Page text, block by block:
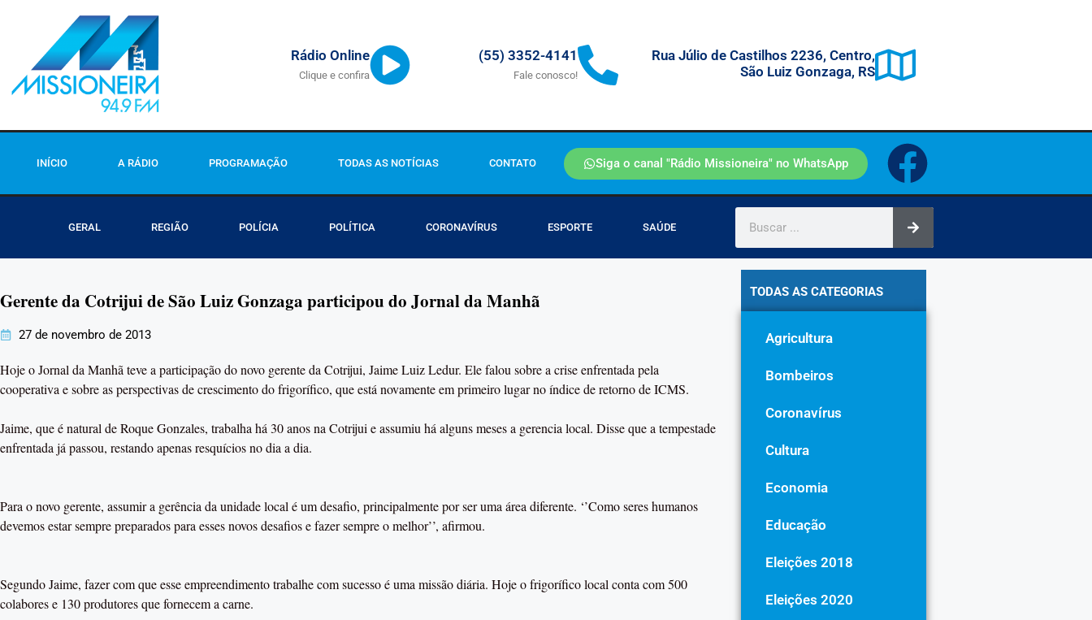
Rádio Online
Clique e confira
(55) 3352-4141
Fale conosco!
Rua Júlio de Castilhos 2236, Centro,
São Luiz Gonzaga, RS
INÍCIO A RÁDIO PROGRAMAÇÃO TODAS AS NOTÍCIAS CONTATO Siga o canal "Rádio Missioneira" no WhatsApp
GERAL REGIÃO POLÍCIA POLÍTICA CORONAVÍRUS ESPORTE SAÚDE
Gerente da Cotrijui de São Luiz Gonzaga participou do Jornal da Manhã
27 de novembro de 2013
Hoje o Jornal da Manhã teve a participação do novo gerente da Cotrijui, Jaime Luiz Ledur. Ele falou sobre a crise enfrentada pela
cooperativa e sobre as perspectivas de crescimento do frigorífico, que está novamente em primeiro lugar no índice de retorno de ICMS.
Jaime, que é natural de Roque Gonzales, trabalha há 30 anos na Cotrijui e assumiu há alguns meses a gerencia local. Disse que a tempestade
enfrentada já passou, restando apenas resquícios no dia a dia.
Para o novo gerente, assumir a gerência da unidade local é um desafio, principalmente por ser uma área diferente. ‘’Como seres humanos
devemos estar sempre preparados para esses novos desafios e fazer sempre o melhor’’, afirmou.
Segundo Jaime, fazer com que esse empreendimento trabalhe com sucesso é uma missão diária. Hoje o frigorífico local conta com 500
colabores e 130 produtores que fornecem a carne.
TODAS AS CATEGORIAS
Agricultura
Bombeiros
Coronavírus
Cultura
Economia
Educação
Eleições 2018
Eleições 2020